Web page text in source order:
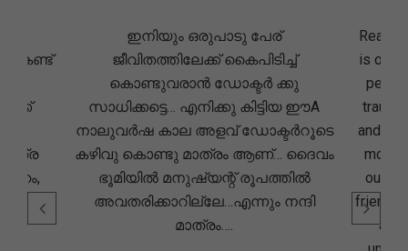
കണ്ട്
ഇനിയും ഒരുപാടു പേര്
ജീവിതത്തിലേക്ക് കൈപിടിച്ച്
കൊണ്ടുവരാൻ ഡോക്ടർ ക്കു
സാധിക്കട്ടെ… എനിക്കു കിട്ടിയ ഈA
നാലുവർഷ കാല അളവ് ഡോക്ടർറൂടെ
കഴിവു കൊണ്ടു മാത്രം ആണ്… ദൈവം
ഭൂമിയിൽ മനുഷ്യന്റ് രൂപത്തിൽ
അവതരിക്കാറില്ലേ…എന്നും നന്ദി
മാത്രം….
Really
is one
and a
most
our pg
friends
a